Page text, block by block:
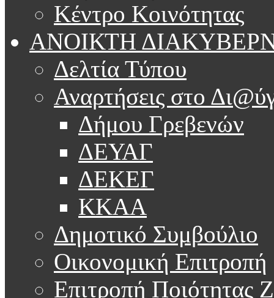
Κέντρο Κοινότητας
ΑΝΟΙΚΤΗ
Δελτία Τύπου
Αναρτήσεις στο
Δήμου Γρεβενών
ΔΕΥΑΓ
ΔΕΚΕΓ
ΚΚΑΑ
Δημοτικό Συμβούλιο
Οικονομική Επιτροπή
Επιτροπή Ποιότητας